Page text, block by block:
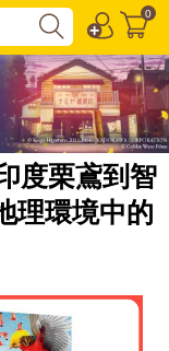
0
度栗鳶到智
理環境中的